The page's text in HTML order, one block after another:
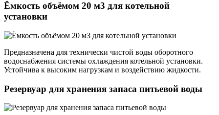
Ёмкость объёмом 20 м3 для котельной
установки
Предназначена для технически чистой воды оборотного
водоснабжения системы охлаждения котельной установки.
Устойчива к высоким нагрузкам и воздействию жидкости.
Резервуар для хранения запаса питьевой воды